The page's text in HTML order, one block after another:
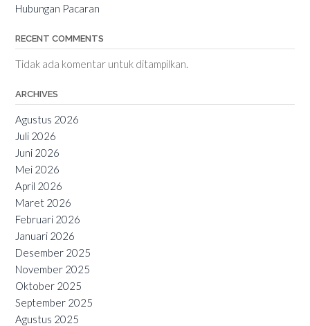
Hubungan Pacaran
RECENT COMMENTS
Tidak ada komentar untuk ditampilkan.
ARCHIVES
Agustus 2026
Juli 2026
Juni 2026
Mei 2026
April 2026
Maret 2026
Februari 2026
Januari 2026
Desember 2025
November 2025
Oktober 2025
September 2025
Agustus 2025